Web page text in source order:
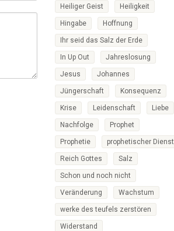
Heiliger Geist Heiligkeit
Hingabe Hoffnung
Ihr seid das Salz der Erde
In Up Out Jahreslosung
Jesus Johannes
Jüngerschaft Konsequenz
Krise Leidenschaft Liebe
Nachfolge Prophet
Prophetie prophetischer Dienst
Reich Gottes Salz
Schon und noch nicht
Veränderung Wachstum
werke des teufels zerstören
Widerstand